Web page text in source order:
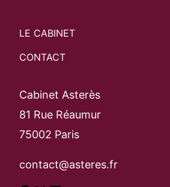
LE CABINET
CONTACT
Cabinet Asterès
81 Rue Réaumur
75002 Paris
contact@asteres.fr